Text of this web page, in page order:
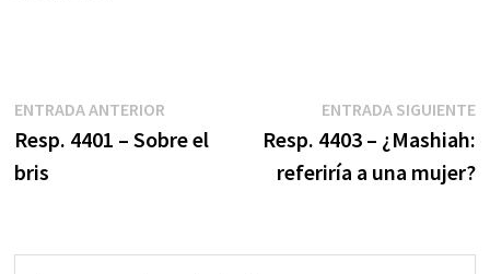
Navegación
de
ENTRADA ANTERIOREntrada
anterior:
Resp. 4401 – Sobre el
bris
ENTRADA SIGUIENTE
Resp. 4403 – ¿Mashiah:
referiría a una mujer?